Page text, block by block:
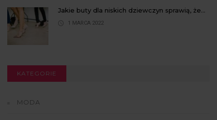
Jakie buty dla niskich dziewczyn sprawią, że...
1 MARCA 2022
KATEGORIE
MODA